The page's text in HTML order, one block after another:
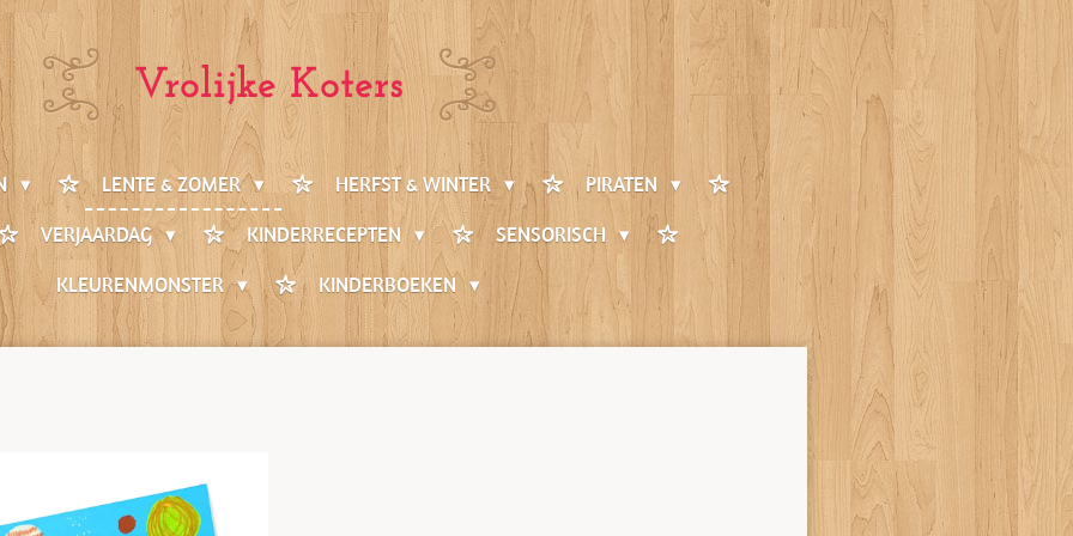
Vrolijke Koters
LENTE & ZOMER HERFST & WINTER
PIRATEN
VERJAARDAG KINDERRECEPTEN
SENSORISCH
KLEURENMONSTER
KINDERBOEKEN